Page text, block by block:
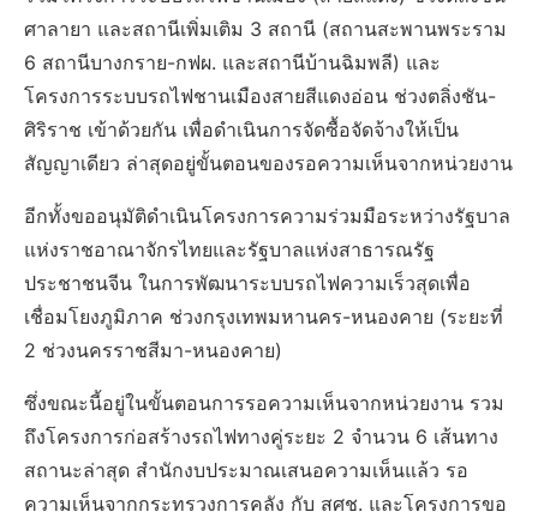
ศาลายา และสถานีเพิ่มเติม 3 สถานี (สถานสะพานพระราม
6 สถานีบางกราย-กฟผ. และสถานีบ้านฉิมพลี) และ
โครงการระบบรถไฟชานเมืองสายสีแดงอ่อน ช่วงตลิ่งชัน-
ศิริราช เข้าด้วยกัน เพื่อดำเนินการจัดซื้อจัดจ้างให้เป็น
สัญญาเดียว ล่าสุดอยู่ขั้นตอนของรอความเห็นจากหน่วยงาน
อีกทั้งขออนุมัติดำเนินโครงการความร่วมมือระหว่างรัฐบาล
แห่งราชอาณาจักรไทยและรัฐบาลแห่งสาธารณรัฐ
ประชาชนจีน ในการพัฒนาระบบรถไฟความเร็วสุดเพื่อ
เชื่อมโยงภูมิภาค ช่วงกรุงเทพมหานคร-หนองคาย (ระยะที่
2 ช่วงนครราชสีมา-หนองคาย)
ซึ่งขณะนี้อยู่ในขั้นตอนการรอความเห็นจากหน่วยงาน รวม
ถึงโครงการก่อสร้างรถไฟทางคู่ระยะ 2 จำนวน 6 เส้นทาง
สถานะล่าสุด สำนักงบประมาณเสนอความเห็นแล้ว รอ
ความเห็นจากกระทรวงการคลัง กับ สศช. และโครงการขอ